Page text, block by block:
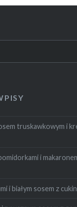
truskawkowym i
i
i białym sosem z